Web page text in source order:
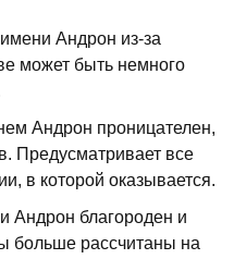
Андрон из-за
может быть немного
Андрон проницателен,
Предусматривает все
в которой оказывается.
Андрон благороден и
больше рассчитаны на